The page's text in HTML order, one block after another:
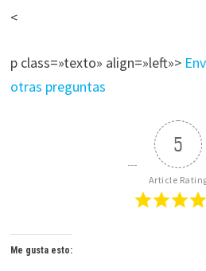
<
p class=»texto» align=»left»>
otras preguntas
5
Article
Me gusta esto: